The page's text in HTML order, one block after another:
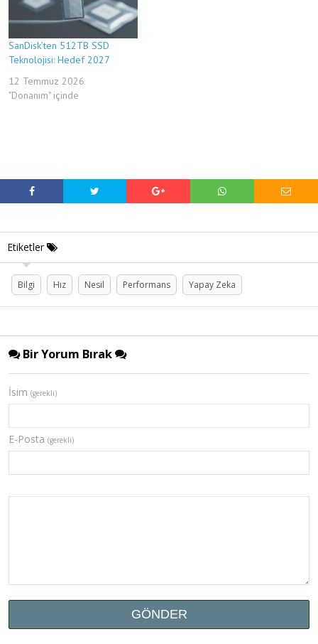
SanDisk’ten 512TB SSD
Teknolojisi: Hedef 2027
12 Temmuz 2026
"Donanım" içinde
Etiketler
Bilgi Hız Nesil Performans Yapay Zeka
Bir Yorum Bırak
İsim (gerekli)
E-Posta (gerekli)